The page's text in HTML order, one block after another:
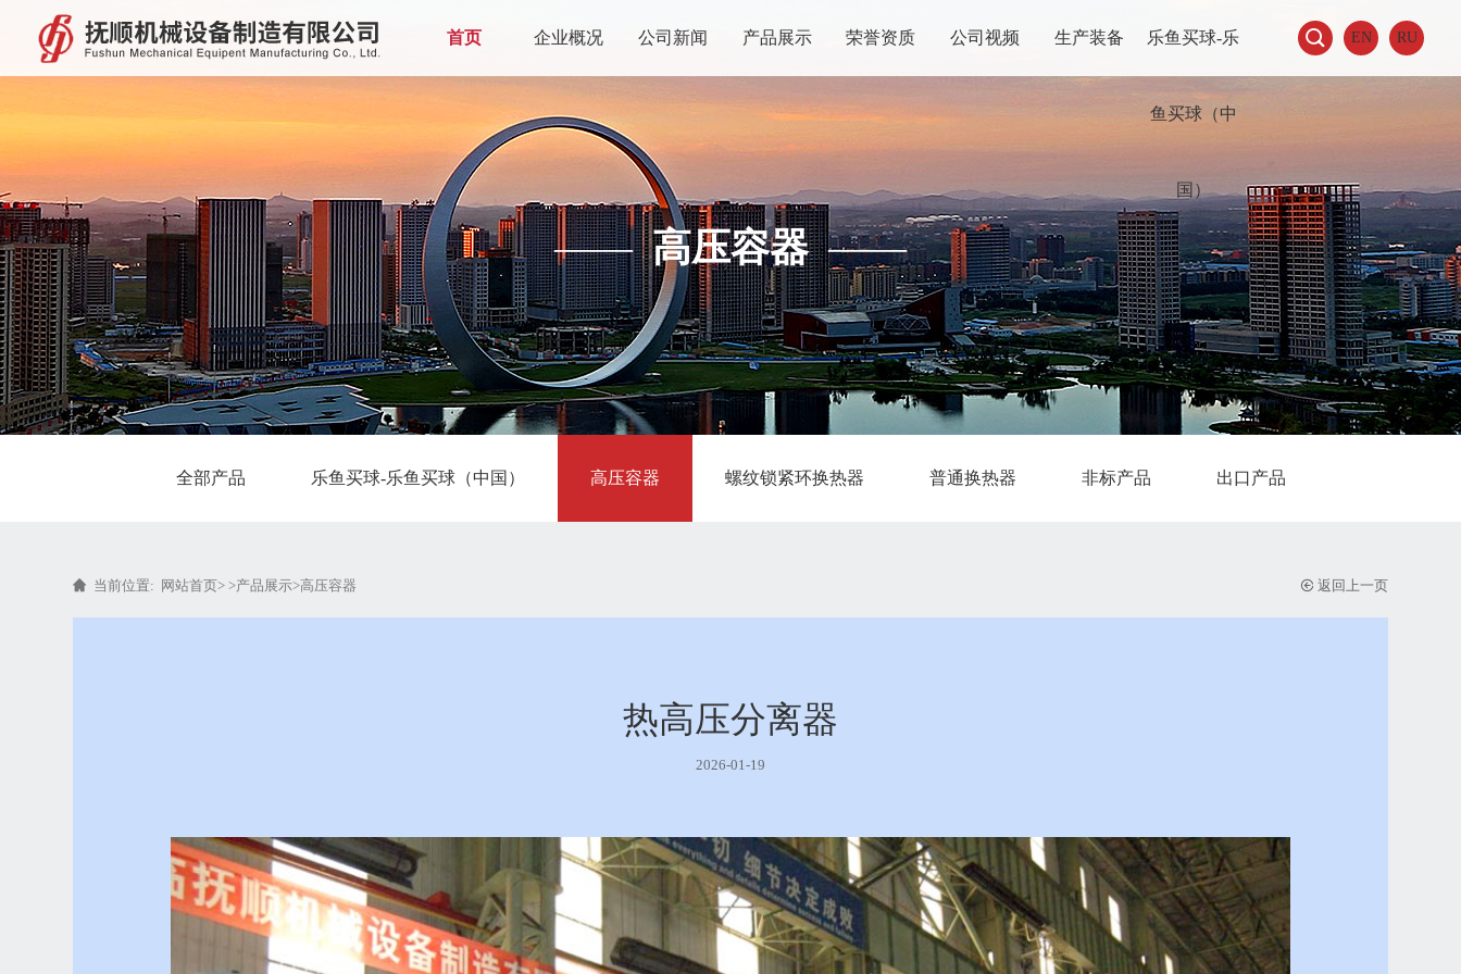
首页 企业概况 公司新闻 产品展示 荣誉资质 公司视频 生产装备 乐鱼买球-乐
鱼买球（中
国）
 EN RU
——高压容器——
全部产品 乐鱼买球-乐鱼买球（中国） 高压容器 螺纹锁紧环换热器 普通换热器 非标产品 出口产品
当前位置: 网站首页> >产品展示>高压容器 返回上一页
热高压分离器
2026-01-19